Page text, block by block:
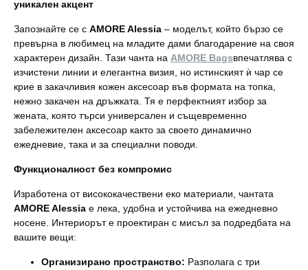
уникален акцент
Запознайте се с AMORE Alessia – моделът, който бързо се
превърна в любимец на младите дами благодарение на своя
характерен дизайн. Тази чанта на AMORE Bagsвпечатлява с
изчистени линии и елегантна визия, но истинският ѝ чар се
крие в закачливия кожен аксесоар във формата на топка,
нежно закачен на дръжката. Тя е перфектният избор за
жената, която търси универсален и същевременно
забележителен аксесоар както за своето динамично
ежедневие, така и за специални поводи.
Функционалност без компромис
Изработена от висококачествени еко материали, чантата
AMORE Alessia е лека, удобна и устойчива на ежедневно
носене. Интериорът е проектиран с мисъл за подредбата на
вашите вещи:
Организирано пространство: Разполага с три